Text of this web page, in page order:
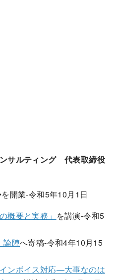
サルティング 代表取締役
開業-令和5年10月1日
概要と実務」 を講演-令和5
論陣へ寄稿-令和4年10月15
ンボイス対応―大事なのは